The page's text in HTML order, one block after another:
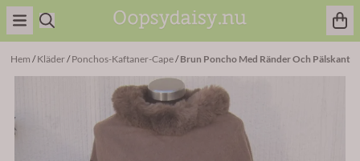
Hoppa till innehåll
Hem /Kläder/Ponchos-Kaftaner-Cape/Brun Poncho Med Ränder Och Pälskant